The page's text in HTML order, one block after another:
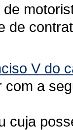
de
V do
com a
cuja